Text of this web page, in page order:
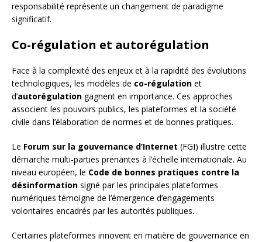
responsabilité représente un changement de paradigme
significatif.
Co-régulation et autorégulation
Face à la complexité des enjeux et à la rapidité des évolutions
technologiques, les modèles de co-régulation et
d’autorégulation gagnent en importance. Ces approches
associent les pouvoirs publics, les plateformes et la société
civile dans l’élaboration de normes et de bonnes pratiques.
Le Forum sur la gouvernance d’Internet (FGI) illustre cette
démarche multi-parties prenantes à l’échelle internationale. Au
niveau européen, le Code de bonnes pratiques contre la
désinformation signé par les principales plateformes
numériques témoigne de l’émergence d’engagements
volontaires encadrés par les autorités publiques.
Certaines plateformes innovent en matière de gouvernance en